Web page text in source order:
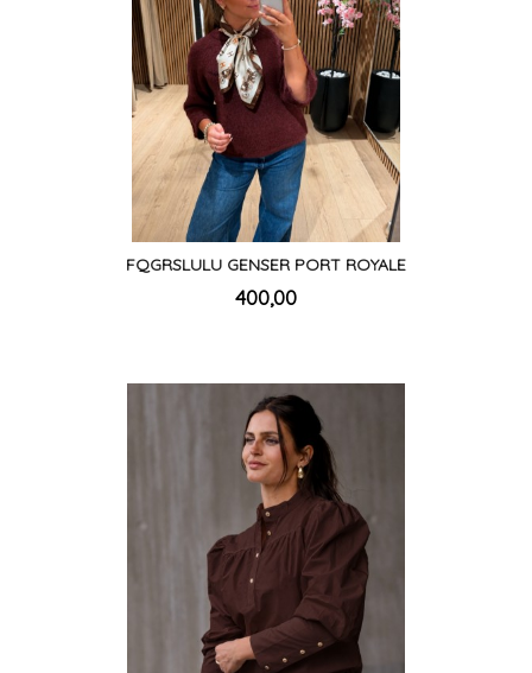
FQGRSLULU GENSER PORT ROYALE
Pris
400,00mva.